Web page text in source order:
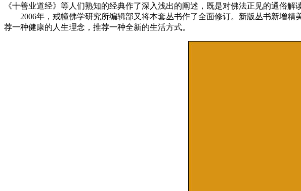
《十善业道经》等人们熟知的经典作了深入浅出的阐述，既是对佛法正见的通俗
2006年，戒幢佛学研究所编辑部又将本套丛书作了全面修订。新版丛书新增精
荐一种健康的人生理念，推荐一种全新的生活方式。